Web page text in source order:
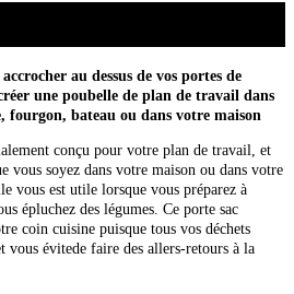
au dessus de vos portes de
une poubelle de plan de travail dans
fourgon, bateau ou dans votre maison
conçu pour votre plan de travail, et
vous soyez dans votre maison ou dans votre
vous est utile lorsque vous préparez à
épluchez des légumes. Ce porte sac
coin cuisine puisque tous vos déchets
vous évitede faire des allers-retours à la